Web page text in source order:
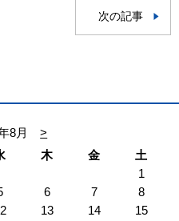
次の記事
8月
>
木 金
土
1
6 7
8
13 14
15